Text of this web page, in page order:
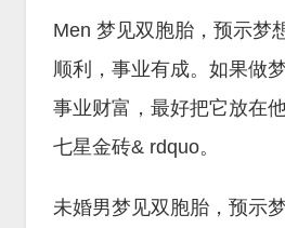
Men 梦见双胞胎，预示梦
顺利，事业有成。如果做
事业财富，最好把它放在
七星金砖& rdquo。
未婚男梦见双胞胎，预示